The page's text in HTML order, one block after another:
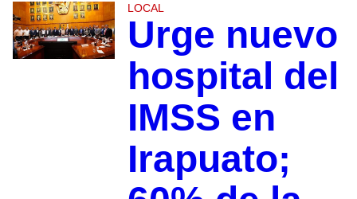
LOCAL
Urge nuevo
hospital del
IMSS en
Irapuato;